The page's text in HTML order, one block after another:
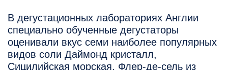
В дегустационных лабораториях Англии
специально обученные дегустаторы
оценивали вкус семи наиболее популярных
видов соли Даймонд кристалл,
Сицилийская морская, Флер-де-сель из